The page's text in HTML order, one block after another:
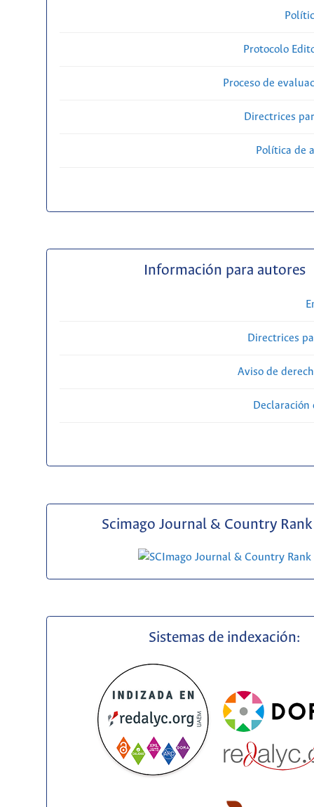
Protocolo
Proceso de
Directrices
Política de
Información para autores
Directrices
Aviso de
Scimago Journal & Country Rank
Sistemas de indexación: